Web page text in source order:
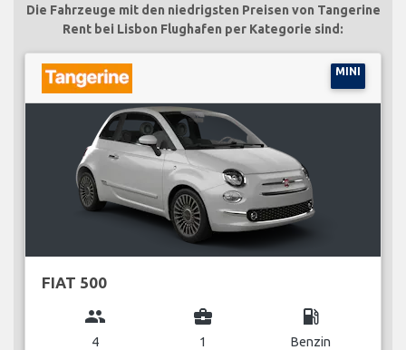
Die Fahrzeuge mit den niedrigsten Preisen von Tangerine
Rent bei Lisbon Flughafen per Kategorie sind:
MINI
FIAT 500
group
4
business_center
1
local_gas_station
Benzin